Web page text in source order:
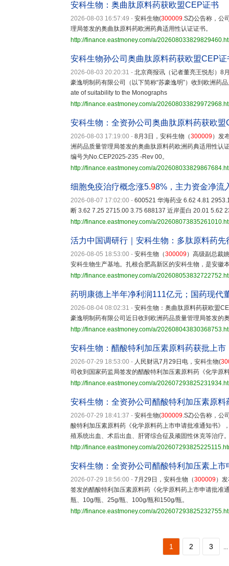
安科生物：奥曲肽原料药获欧盟CEP证书
2026-08-03 16:57:49 - 安科生物(300009.SZ)公告称，公
理局签发的奥曲肽原料药欧洲药典适用性认证证书。
http://finance.eastmoney.com/a/
安科生物孙公司奥曲肽原料药获欧盟CEP证
2026-08-03 20:20:31 - 北京商报讯（记者董亮王悦彤）8
豪逸明制药有限公司（以下简称“苏豪逸明”）收到欧洲药
ate of suitability to the Monographs
http://finance.eastmoney.com/a/
安科生物：全资孙公司奥曲肽原料药获欧盟
2026-08-03 17:19:00 - 8月3日，安科生物（300009）发
洲药品质量管理局签发的奥曲肽原料药欧洲药典适用性
编号为No.CEP2025-235 -Rev 00。
http://finance.eastmoney.com/a/
细胞免疫治疗概念涨5.98%，主力资金净流
2026-08-07 17:02:00 - 600521 华海药业 6.62 4.81
断 3.62 7.25 2715.00 3.75 688137 近岸蛋白 20.01 5.62
http://finance.eastmoney.com/a/
活力中国调研行｜安科生物：多肽原料药
2026-08-05 18:53:00 - 安科生物（300009）高级副总裁
安科生物生产基地。扎根合肥高新区的安科生物，是安徽
http://finance.eastmoney.com/a/
药明康德上半年净利润111亿元；国药现代
2026-08-04 08:02:31 - 安科生物：奥曲肽原料药获欧
豪逸明制药有限公司近日收到欧洲药品质量管理局签发的
http://finance.eastmoney.com/a/
安科生物：醋酸特利加压素原料药获批上市
2026-07-29 18:53:00 - 人民财讯7月29日电，安科生物(
司收到国家药监局签发的醋酸特利加压素原料药《化学原
http://finance.eastmoney.com/a/
安科生物：全资孙公司醋酸特利加压素原料
2026-07-29 18:41:37 - 安科生物(300009.SZ)公告称，公
酸特利加压素原料药《化学原料药上市申请批准通知书》
殖系统出血、术后出血、肝肾综合征及顽固性休克等治疗
http://finance.eastmoney.com/a/
安科生物：全资孙公司醋酸特利加压素上市
2026-07-29 18:56:00 - 7月29日，安科生物（300009）
签发的醋酸特利加压素原料药《化学原料药上市申请批
瓶、10g/瓶、25g/瓶、100g/瓶和150g/瓶。
http://finance.eastmoney.com/a/
1 2 3 ...